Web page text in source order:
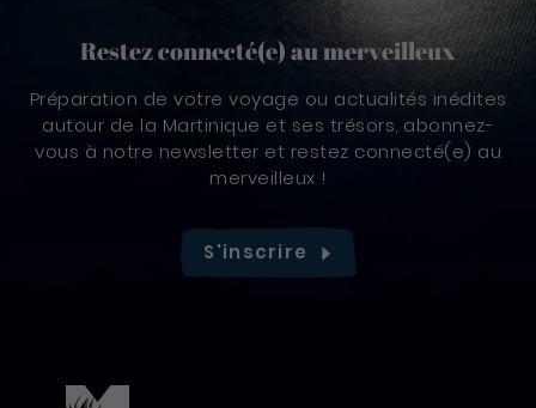
Restez connecté(e) au merveilleux
Préparation de votre voyage ou actualités inédites
autour de la Martinique et ses trésors, abonnez-
vous à notre newsletter et restez connecté(e) au
merveilleux !
S'inscrire